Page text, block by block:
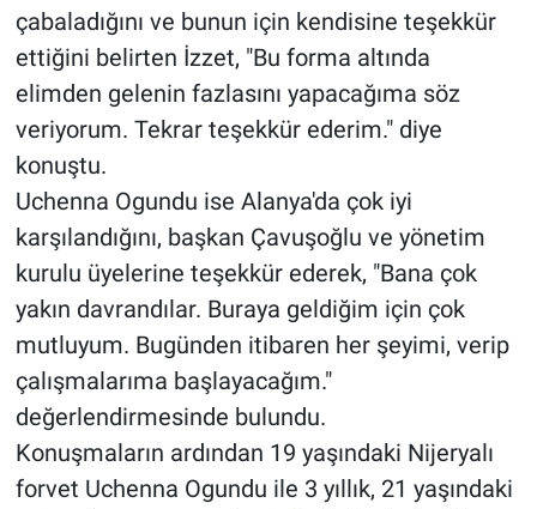
çabaladığını ve bunun için kendisine teşekkür
ettiğini belirten İzzet, "Bu forma altında
elimden gelenin fazlasını yapacağıma söz
veriyorum. Tekrar teşekkür ederim." diye
konuştu.
Uchenna Ogundu ise Alanya'da çok iyi
karşılandığını, başkan Çavuşoğlu ve yönetim
kurulu üyelerine teşekkür ederek, "Bana çok
yakın davrandılar. Buraya geldiğim için çok
mutluyum. Bugünden itibaren her şeyimi, verip
çalışmalarıma başlayacağım."
değerlendirmesinde bulundu.
Konuşmaların ardından 19 yaşındaki Nijeryalı
forvet Uchenna Ogundu ile 3 yıllık, 21 yaşındaki